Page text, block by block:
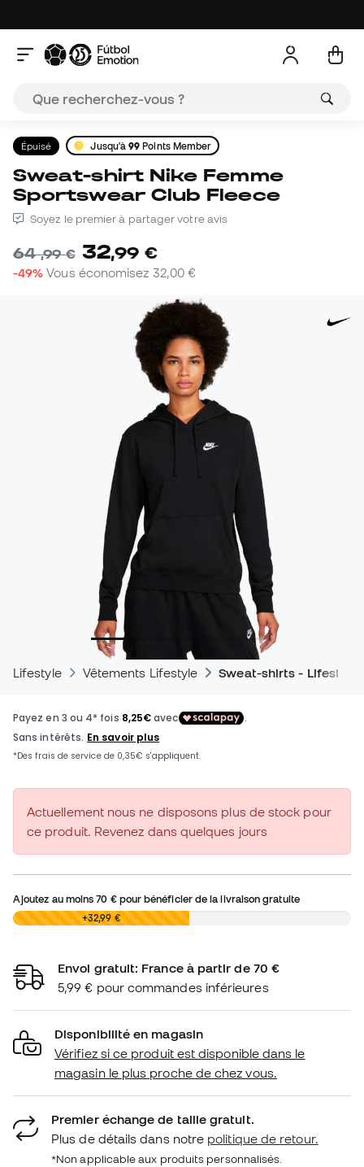
Épuisé Jusqu'à99 Points Member
Sweat-shirt Nike Femme
Sportswear Club Fleece
Soyez le premier à partager votre avis
64,99 € 32,99 €
-49% Vous économisez 32,00 €
Lifestyle Vêtements Lifestyle Sweat-shirts - Lifestyle
Actuellement nous ne disposons plus de stock pour
ce produit. Revenez dans quelques jours
Ajoutez au moins70 €pour bénéficier de la livraison gratuite
0,00 € +32,99 €
Envoi gratuit: France à partir de 70 €
5,99 € pour commandes inférieures
Disponibilité en magasin
Vérifiez si ce produit est disponible dans le
magasin le plus proche de chez vous.
Premier échange de taille gratuit.
Plus de détails dans notre politique de retour.
*Non applicable aux produits personnalisés.